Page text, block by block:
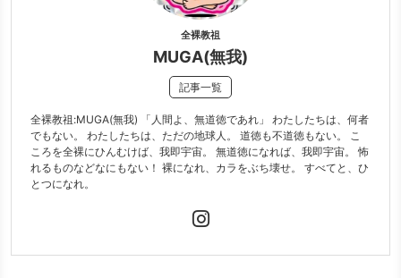
全裸教祖
MUGA(無我)
記事一覧
全裸教祖:MUGA(無我) 「人間よ、無道徳であれ」 わたしたちは、何者
でもない。 わたしたちは、ただの地球人。 道徳も不道徳もない。 こ
ころを全裸にひんむけば、我即宇宙。 無道徳になれば、我即宇宙。 怖
れるものなどなにもない！ 裸になれ、カラをぶち壊せ。 すべてと、ひ
とつになれ。